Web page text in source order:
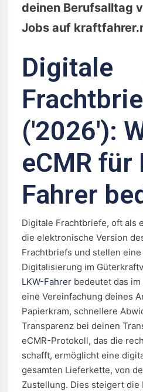
deinen Berufsalltag
Jobs auf
Digitale
('2026'):
eCMR für
Fahrer
Digitale Frachtbriefe, oft als
die elektronische Version
Frachtbriefs und stellen
Digitalisierung im
LKW-Fahrer bedeutet das
eine Vereinfachung deines
Papierkram, schnellere
Transparenz bei deinen
eCMR-Protokoll, das die
schafft, ermöglicht eine
gesamten Lieferkette, von
Zustellung. Dies steigert